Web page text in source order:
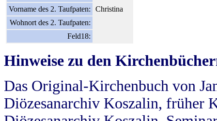
Vorname des 2. Taufpaten:
Christina
Wohnort des 2. Taufpaten:
Feld18:
Hinweise zu den
Das Original-Kirchenbuch von
Diözesanarchiv Koszalin, früher